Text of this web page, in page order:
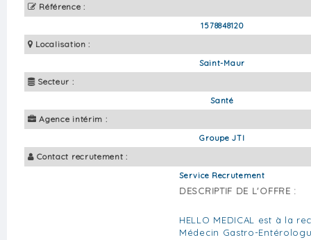
Référence :
1578848120
Localisation :
Saint-Maur
Secteur :
Santé
Agence intérim :
Groupe JTI
Contact recrutement :
Service Recrutement
DESCRIPTIF DE L'OFFRE :
HELLO MEDICAL est à la
Médecin Gastro-